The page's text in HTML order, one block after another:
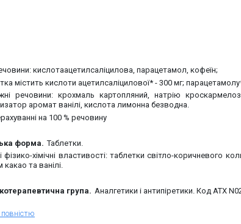
кислотаацетилсаліцилова, парацетамол, кофеїн;
містить кислоти ацетилсаліцилової* - 300 мг;
речовини: крохмаль картопляний, натрію
аромат ванілі, кислота лимонна безводна.
на 100 % речовину
форма. Таблетки.
фізико-хімічні властивості:таблетки світло-коричневого
какао та ванілі.
група. Аналгетики і антипіретики. Код АТХ